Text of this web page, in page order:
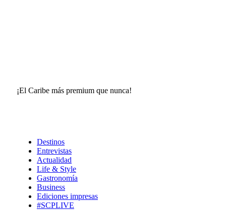
¡El Caribe más premium que nunca!
Destinos
Entrevistas
Actualidad
Life & Style
Gastronomía
Business
Ediciones impresas
#SCPLIVE